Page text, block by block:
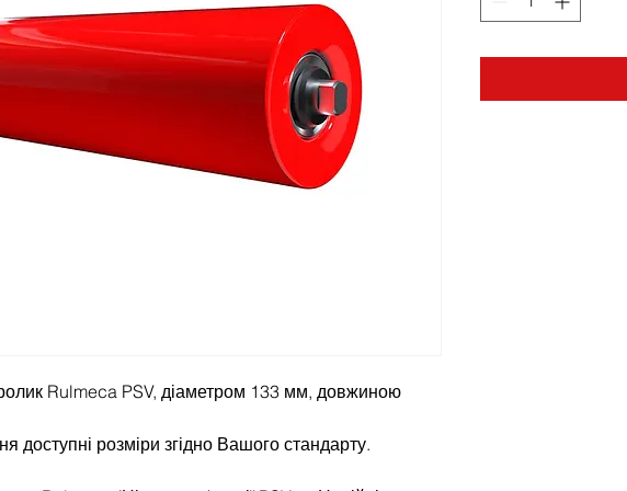
Rulmeca PSV, діаметром 133 мм, довжиною
доступні розміри згідно Вашого стандарту.